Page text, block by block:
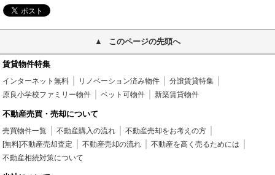
このページの先頭へ
賃貸物件特集
インターネット無料 リノベーション済み物件
分譲賃貸特集
原良小学校ファミリー物件
ペット可物件 新築賃貸物件
不動産売買・売却について
売買物件一覧 不動産購入の流れ
不動産売却をお考えの方
[無料]不動産売却査定
不動産売却の流れ
不動産を高く売るためには
不動産相続対策について